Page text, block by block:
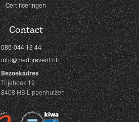
Certificeringen
Contact
085-044 12 44
info@medprevent.nl
Bezoekadres
Trijehoek 19
8408 HB Lippenhuizen